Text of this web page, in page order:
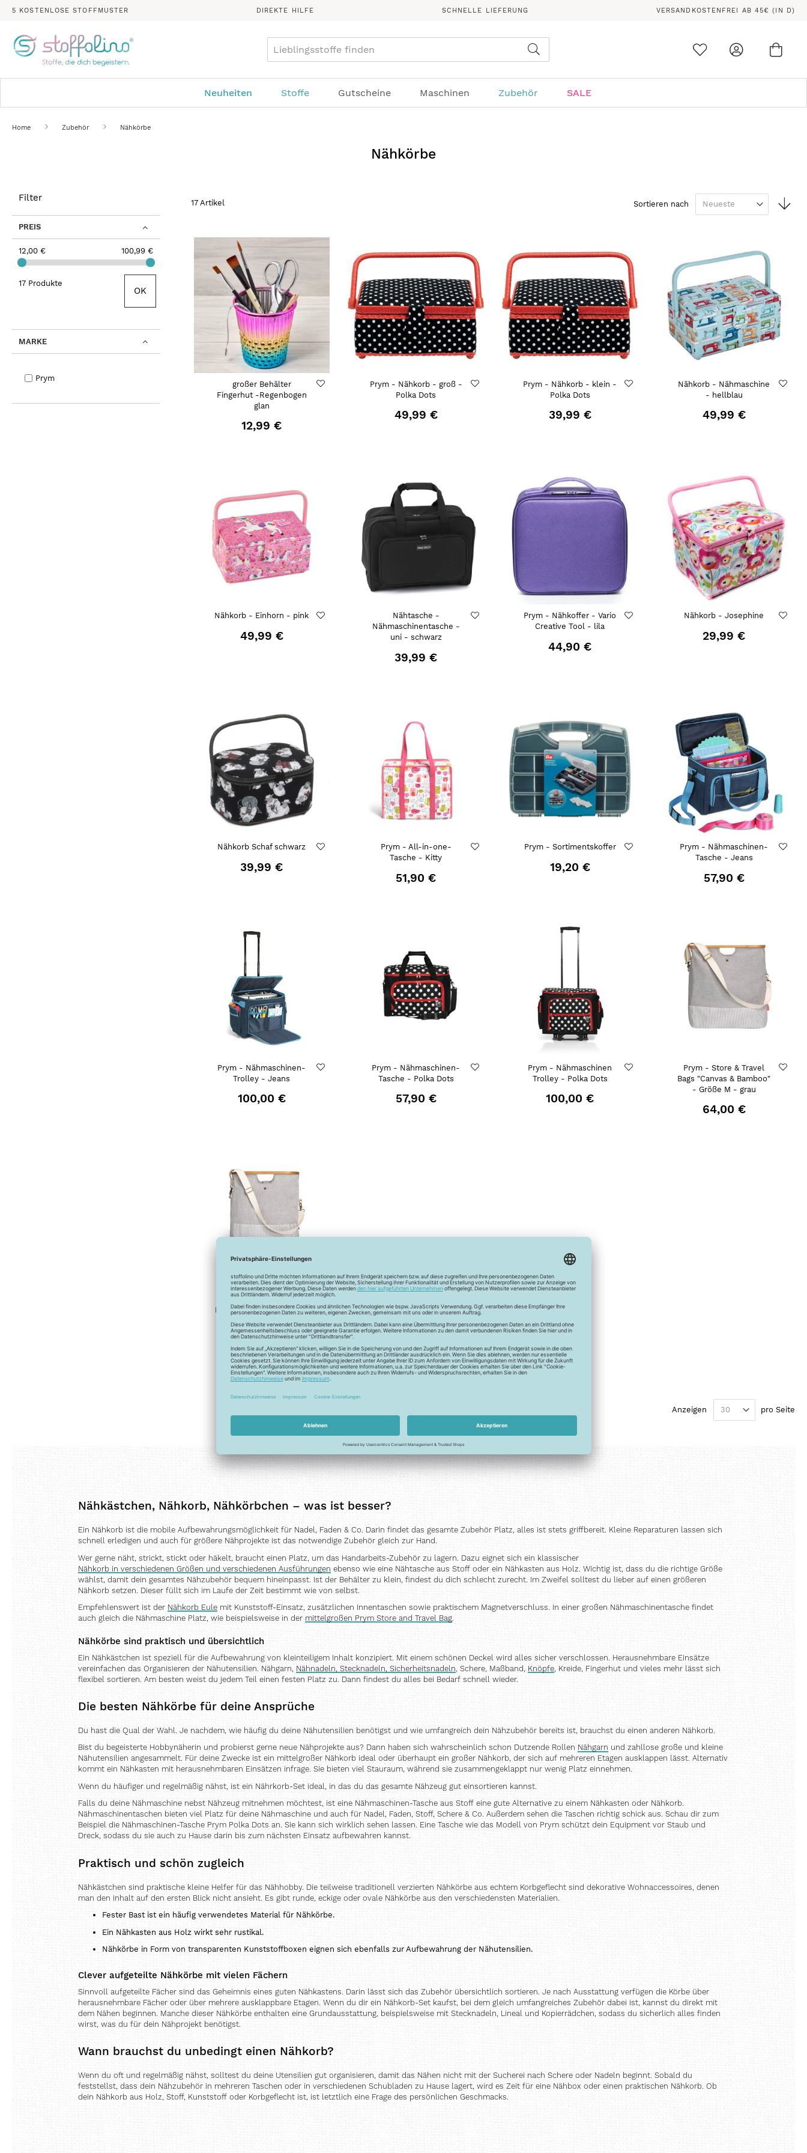
5 KOSTENLOSE STOFFMUSTER DIREKTE HILFE SCHNELLE LIEFERUNG VERSANDKOSTENFREI AB 45€ (IN D)
Neuheiten Stoffe Gutscheine Maschinen Zubehör SALE
Home Zubehör Nähkörbe
Nähkörbe
17Artikel Sortieren nach
großer Behälter
Fingerhut -Regenbogen
glan
12,99 €
Prym - Nähkorb - groß -
Polka Dots
49,99 €
Prym - Nähkorb - klein -
Polka Dots
39,99 €
Nähkorb - Nähmaschine
- hellblau
49,99 €
Nähkorb - Einhorn - pink
49,99 €
Nähtasche -
Nähmaschinentasche -
uni - schwarz
39,99 €
Prym - Nähkoffer - Vario
Creative Tool - lila
44,90 €
Nähkorb - Josephine
29,99 €
Nähkorb Schaf schwarz
39,99 €
Prym - All-in-one-
Tasche - Kitty
51,90 €
Prym - Sortimentskoffer
19,20 €
Prym - Nähmaschinen-
Tasche - Jeans
57,90 €
Prym - Nähmaschinen-
Trolley - Jeans
100,00 €
Prym - Nähmaschinen-
Tasche - Polka Dots
57,90 €
Prym - Nähmaschinen
Trolley - Polka Dots
100,00 €
Prym - Store & Travel
Bags "Canvas & Bamboo"
- Größe M - grau
64,00 €
Prym - Store & Travel
Bags "Canvas & Bamboo"
- Größe S - grau
57,90 €
Anzeigen pro Seite
Filter
PREIS
12,00 € 100,99 €
17 Produkte
OK
MARKE
Prym
Nähkästchen, Nähkorb, Nähkörbchen – was ist besser?
Ein Nähkorb ist die mobile Aufbewahrungsmöglichkeit für Nadel, Faden & Co. Darin findet das gesamte Zubehör Platz, alles ist stets griffbereit. Kleine Reparaturen lassen sich
schnell erledigen und auch für größere Nähprojekte ist das notwendige Zubehör gleich zur Hand.
Wer gerne näht, strickt, stickt oder häkelt, braucht einen Platz, um das Handarbeits-Zubehör zu lagern. Dazu eignet sich ein klassischer
Nähkorb in verschiedenen Größen und verschiedenen Ausführungen ebenso wie eine Nähtasche aus Stoff oder ein Nähkasten aus Holz. Wichtig ist, dass du die richtige Größe
wählst, damit dein gesamtes Nähzubehör bequem hineinpasst. Ist der Behälter zu klein, findest du dich schlecht zurecht. Im Zweifel solltest du lieber auf einen größeren
Nähkorb setzen. Dieser füllt sich im Laufe der Zeit bestimmt wie von selbst.
Empfehlenswert ist der Nähkorb Eule mit Kunststoff-Einsatz, zusätzlichen Innentaschen sowie praktischem Magnetverschluss. In einer großen Nähmaschinentasche findet
auch gleich die Nähmaschine Platz, wie beispielsweise in der mittelgroßen Prym Store and Travel Bag.
Nähkörbe sind praktisch und übersichtlich
Ein Nähkästchen ist speziell für die Aufbewahrung von kleinteiligem Inhalt konzipiert. Mit einem schönen Deckel wird alles sicher verschlossen. Herausnehmbare Einsätze
vereinfachen das Organisieren der Nähutensilien. Nähgarn, Nähnadeln, Stecknadeln, Sicherheitsnadeln, Schere, Maßband, Knöpfe, Kreide, Fingerhut und vieles mehr lässt sich
flexibel sortieren. Am besten weist du jedem Teil einen festen Platz zu. Dann findest du alles bei Bedarf schnell wieder.
Die besten Nähkörbe für deine Ansprüche
Du hast die Qual der Wahl. Je nachdem, wie häufig du deine Nähutensilien benötigst und wie umfangreich dein Nähzubehör bereits ist, brauchst du einen anderen Nähkorb.
Bist du begeisterte Hobbynäherin und probierst gerne neue Nähprojekte aus? Dann haben sich wahrscheinlich schon Dutzende Rollen Nähgarn und zahllose große und kleine
Nähutensilien angesammelt. Für deine Zwecke ist ein mittelgroßer Nähkorb ideal oder überhaupt ein großer Nähkorb, der sich auf mehreren Etagen ausklappen lässt. Alternativ
kommt ein Nähkasten mit herausnehmbaren Einsätzen infrage. Sie bieten viel Stauraum, während sie zusammengeklappt nur wenig Platz einnehmen.
Wenn du häufiger und regelmäßig nähst, ist ein Nährkorb-Set ideal, in das du das gesamte Nähzeug gut einsortieren kannst.
Falls du deine Nähmaschine nebst Nähzeug mitnehmen möchtest, ist eine Nähmaschinen-Tasche aus Stoff eine gute Alternative zu einem Nähkasten oder Nähkorb.
Nähmaschinentaschen bieten viel Platz für deine Nähmaschine und auch für Nadel, Faden, Stoff, Schere & Co. Außerdem sehen die Taschen richtig schick aus. Schau dir zum
Beispiel die Nähmaschinen-Tasche Prym Polka Dots an. Sie kann sich wirklich sehen lassen. Eine Tasche wie das Modell von Prym schützt dein Equipment vor Staub und
Dreck, sodass du sie auch zu Hause darin bis zum nächsten Einsatz aufbewahren kannst.
Praktisch und schön zugleich
Nähkästchen sind praktische kleine Helfer für das Nähhobby. Die teilweise traditionell verzierten Nähkörbe aus echtem Korbgeflecht sind dekorative Wohnaccessoires, denen
man den Inhalt auf den ersten Blick nicht ansieht. Es gibt runde, eckige oder ovale Nähkörbe aus den verschiedensten Materialien.
Fester Bast ist ein häufig verwendetes Material für Nähkörbe.
Ein Nähkasten aus Holz wirkt sehr rustikal.
Nähkörbe in Form von transparenten Kunststoffboxen eignen sich ebenfalls zur Aufbewahrung der Nähutensilien.
Clever aufgeteilte Nähkörbe mit vielen Fächern
Sinnvoll aufgeteilte Fächer sind das Geheimnis eines guten Nähkastens. Darin lässt sich das Zubehör übersichtlich sortieren. Je nach Ausstattung verfügen die Körbe über
herausnehmbare Fächer oder über mehrere ausklappbare Etagen. Wenn du dir ein Nähkorb-Set kaufst, bei dem gleich umfangreiches Zubehör dabei ist, kannst du direkt mit
dem Nähen beginnen. Manche dieser Nähkörbe enthalten eine Grundausstattung, beispielsweise mit Stecknadeln, Lineal und Kopierrädchen, sodass du sicherlich alles finden
wirst, was du für dein Nähprojekt benötigst.
Wann brauchst du unbedingt einen Nähkorb?
Wenn du oft und regelmäßig nähst, solltest du deine Utensilien gut organisieren, damit das Nähen nicht mit der Sucherei nach Schere oder Nadeln beginnt. Sobald du
feststellst, dass dein Nähzubehör in mehreren Taschen oder in verschiedenen Schubladen zu Hause lagert, wird es Zeit für eine Nähbox oder einen praktischen Nähkorb. Ob
dein Nähkorb aus Holz, Stoff, Kunststoff oder Korbgeflecht ist, ist letztlich eine Frage des persönlichen Geschmacks.